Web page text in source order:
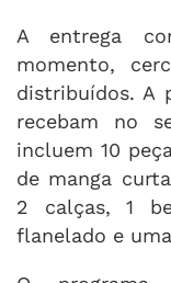
A entrega
momento,
distribuídos. A
recebam no
incluem 10
de manga
2 calças, 1
flanelado e